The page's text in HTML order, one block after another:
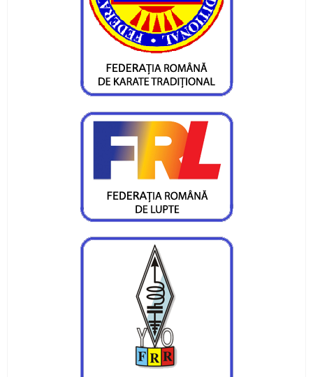
Mihai Mihuț visează la Jocurile Olimpice din
2020
Irina Bordeanu - la „EURO”, Noemi Bordeanu –
spre Cupa Mondială
Laura Pal: „2019 va fi «un an de aur“
Horia Șerban: „Mă simt mândru, dar nu diferit
de colegii mei“
Sportivul anului, antrenorul anului, clubul anului
= CS Ceahlăul
Spre medalie la Putna
Argint cu naţionala de cros la balcaniadă
Medalie de bronz la naţionalele de lupte ale
juniorilor
Două medalii la naţionale, obiectivul luptătorilor